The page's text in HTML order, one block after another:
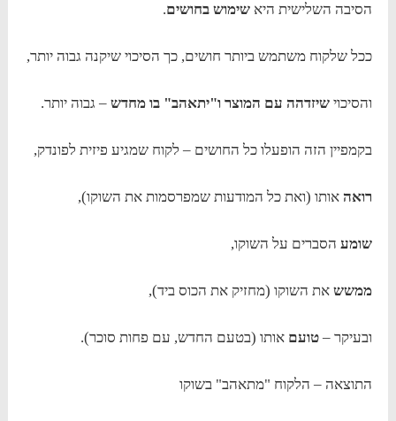
הסיבה השלישית היאשימוש בחושים.
ככל שלקוח משתמש ביותר חושים, כך הסיכוי שיקנה גבוה יותר,
והסיכוי שיזדהה עם המוצר ו"יתאהב" בו מחדש – גבוה יותר.
בקמפיין הזה הופעלו כל החושים – לקוח שמגיע פיזית לפונדק,
רואה אותו (ואת כל המודעות שמפרסמות את השוקו),
שומע הסברים על השוקו,
ממשש את השוקו (מחזיק את הכוס ביד),
ובעיקר – טועם אותו (בטעם החדש, עם פחות סוכר).
התוצאה – הלקוח "מתאהב" בשוקו